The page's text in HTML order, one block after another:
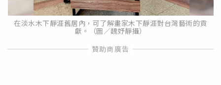
在淡水木下靜涯舊居內，可了解畫家木下靜涯對台灣藝術的貢
獻。（圖／魏妤靜攝）